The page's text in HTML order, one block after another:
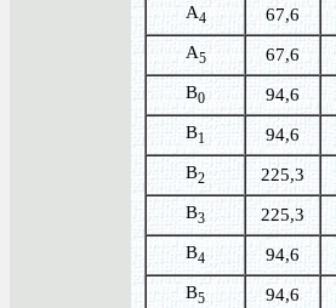
A4 67,6
A5 67,6
B0 94,6
B1 94,6
B2 225,3
B3 225,3
B4 94,6
B5 94,6